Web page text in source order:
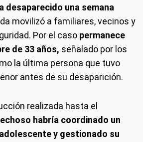
desaparecido una semana
movilizó a familiares, vecinos y
Por el caso permanece
de 33 años, señalado por los
la última persona que tuvo
antes de su desaparición.
realizada hasta el
habría coordinado un
y gestionado su